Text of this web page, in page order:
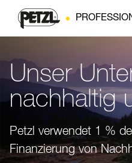
Unser
nachhaltig
Petzl verwendet 1 %
Finanzierung von